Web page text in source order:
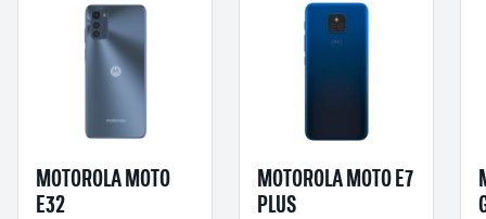
MOTOROLA MOTO
E32
MOTOROLA MOTO E7
PLUS